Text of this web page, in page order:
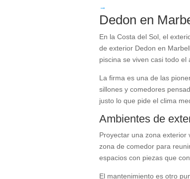
→
Dedon en
En la Costa del Sol, el
de exterior Dedon en
piscina se viven casi todo
La firma es una de las
sillones y comedores
justo lo que pide el clima
Ambientes de
Proyectar una zona
zona de comedor para
espacios con piezas que
El mantenimiento es otro